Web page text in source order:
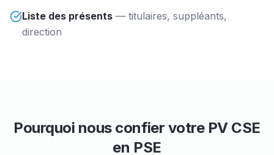
Liste des présents — titulaires, suppléants,
direction
Pourquoi nous confier votre PV CSE
en PSE